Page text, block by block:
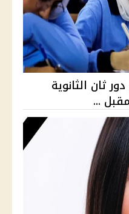
دور ثان الثانوية
...